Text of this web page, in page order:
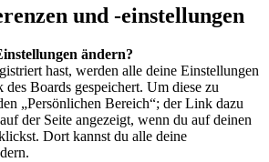
und -einstellungen
ändern?
hast, werden alle deine Einstellungen
des Boards gespeichert. Um diese zu
„Persönlichen Bereich“; der Link dazu
der Seite angezeigt, wenn du auf deinen
Dort kannst du alle deine